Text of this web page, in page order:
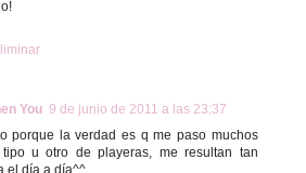
You 9 de junio de 2011 a las 23:37
porque la verdad es q me paso muchos
u otro de playeras, me resultan tan
el día a día^^